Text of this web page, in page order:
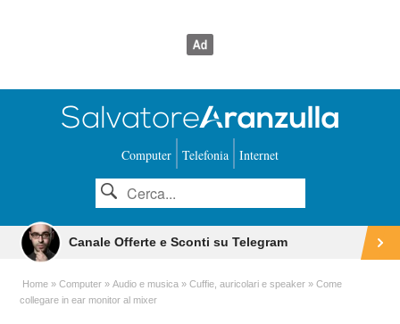
Computer Telefonia Internet
Canale Offerte e Sconti su Telegram
Home Computer Audio e musica Cuffie, auricolari e speaker
Come
collegare in ear monitor al mixer